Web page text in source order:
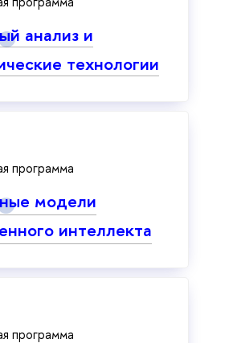
анализ и
технологии
программа
модели
интеллекта
программа